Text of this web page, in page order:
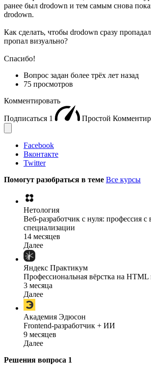
ранее был drodown и тем самым снова
drodown.
Как сделать, чтобы drodown сразу
пропал визуально?
Спасибо!
Вопрос задан более трёх лет назад
75 просмотров
Комментировать
Подписаться 1 Простой
Facebook
Вконтакте
Twitter
Помогут разобраться в теме Все курсы
Нетология
Веб-разработчик с нуля: профессия
специализации
14 месяцев
Далее
Яндекс Практикум
Профессиональная вёрстка на HTML
3 месяца
Далее
Академия Эдюсон
Frontend-разработчик + ИИ
9 месяцев
Далее
Решения вопроса 1